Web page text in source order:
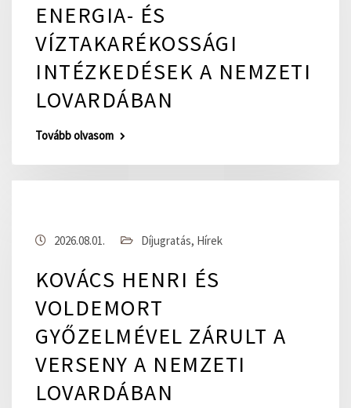
ENERGIA- ÉS
VÍZTAKARÉKOSSÁGI
INTÉZKEDÉSEK A NEMZETI
LOVARDÁBAN
Tovább olvasom
2026.08.01. Díjugratás, Hírek
KOVÁCS HENRI ÉS
VOLDEMORT
GYŐZELMÉVEL ZÁRULT A
VERSENY A NEMZETI
LOVARDÁBAN